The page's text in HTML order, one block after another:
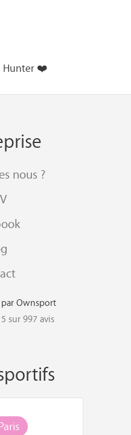
Hunter ❤️
nous ?
Ownsport
sur 997 avis